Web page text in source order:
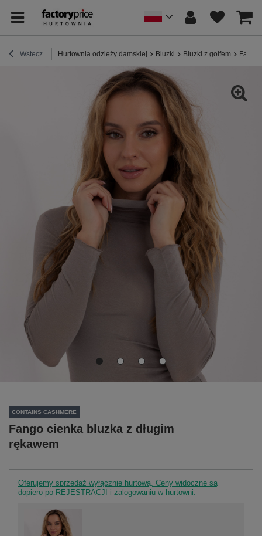
Wstecz Hurtownia odzieży damskiej Bluzki Bluzki z golfem Fango
CONTAINS CASHMERE
Fango cienka bluzka z długim
rękawem
Oferujemy sprzedaż wyłącznie hurtową. Ceny widoczne są
dopiero po REJESTRACJI i zalogowaniu w hurtowni.